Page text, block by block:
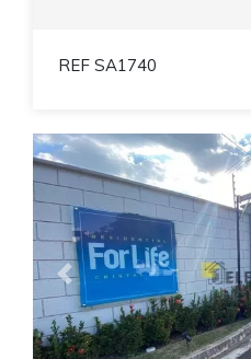
REF SA1740
Previous